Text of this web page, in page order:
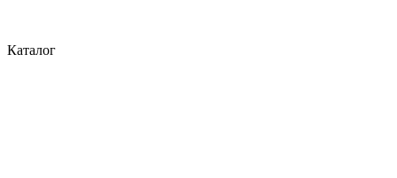
Каталог